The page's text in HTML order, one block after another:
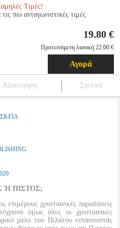
Τιμές!
πιο ανταγωνιστικές τιμές
19.80 €
Προτεινόμενη λιανική 22.00 €
Αγορά
Αξιολόγηση Σχετικά
Ή ΠΙΣΤΟΣ;
χριστιανικές παραδόσεις
όμως όλες οι χριστιανικές
ρόλο του Πιλάτου εντάσσοντάς